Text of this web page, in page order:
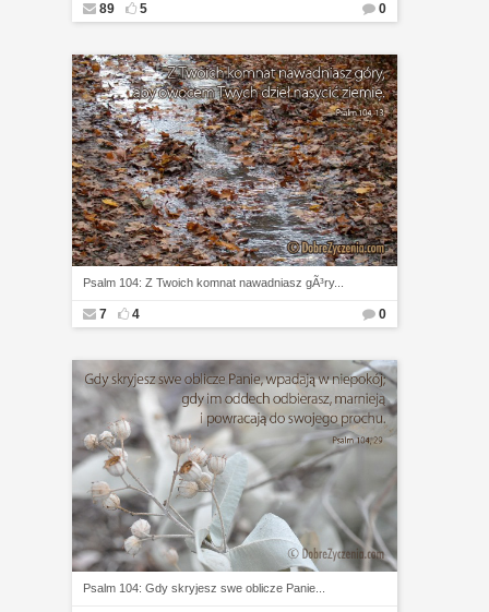
89 5 0
Psalm 104: Z Twoich komnat nawadniasz gÃ³ry...
7 4 0
Psalm 104: Gdy skryjesz swe oblicze Panie...